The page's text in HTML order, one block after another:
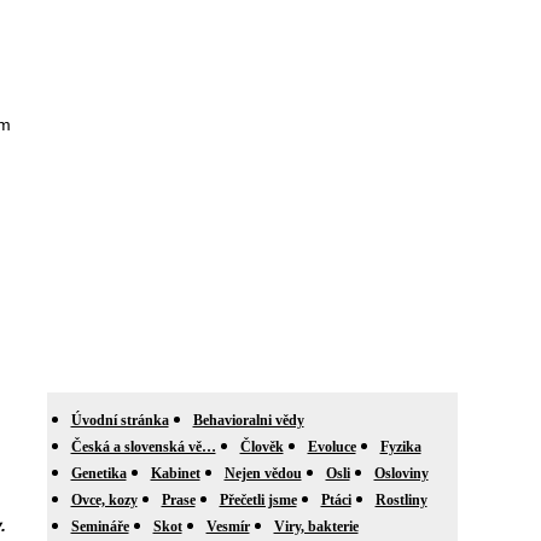
Úvodní stránka
Behavioralni vědy
Česká a slovenská vě…
Člověk Evoluce
Fyzika
Genetika
Kabinet Nejen vědou Osli
Osloviny
Ovce, kozy
Prase Přečetli jsme Ptáci
Rostliny
Semináře
Skot Vesmír
Viry, bakterie